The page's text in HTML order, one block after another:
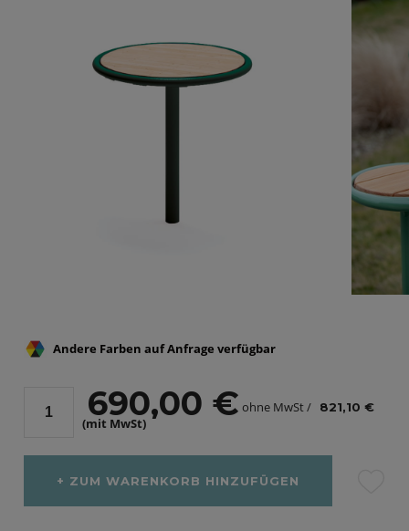
Andere Farben auf Anfrage verfügbar
690,00 € ohne MwSt / 821,10 €
(mit MwSt)
ZUM WARENKORB HINZUFÜGEN